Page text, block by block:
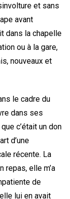
et sans
avant
dans la chapelle
ou à la gare,
nouveaux et
le cadre du
dans ses
c’était un don
d’une
récente. La
repas, elle m’a
de
lui en avait